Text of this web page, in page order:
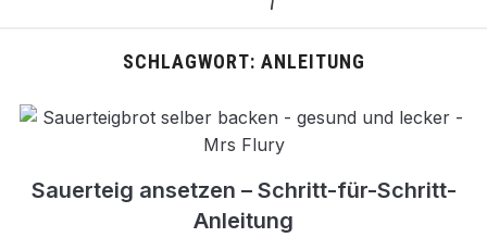
SCHLAGWORT: ANLEITUNG
Sauerteig ansetzen – Schritt-für-Schritt-
Anleitung